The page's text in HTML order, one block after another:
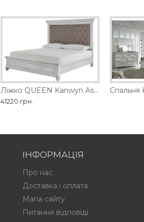
Ліжко QUEEN Kanwyn Ashley
41220 грн.
Спальня
10800 грн.
ІНФОРМАЦІЯ
Про нас
Доставка і оплата
Мапа сайту
Питання відповіді